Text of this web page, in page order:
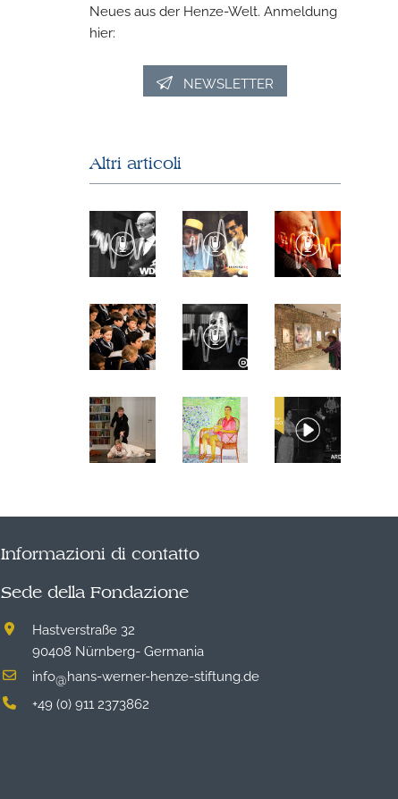
Neues aus der Henze-Welt. Anmeldung
hier:
NEWSLETTER
Altri articoli
Informazioni di contatto
Sede della Fondazione
Hastverstraße 32
90408 Nürnberg- Germania
info@hans-werner-henze-stiftung.de
+49 (0) 911 2373862